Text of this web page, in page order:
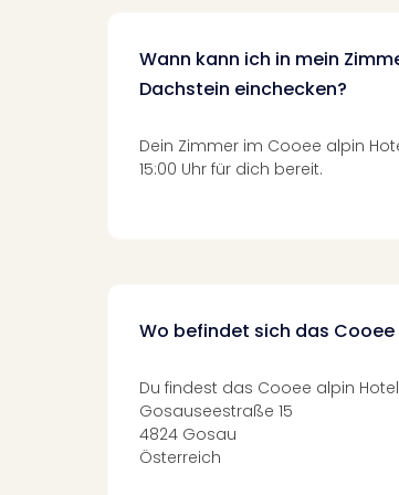
Wann kann ich in mein
Dachstein einchecken?
Dein Zimmer im Cooee alpin
15:00 Uhr für dich bereit.
Wo befindet sich das
Du findest das Cooee alpin
Gosauseestraße 15
4824 Gosau
Österreich